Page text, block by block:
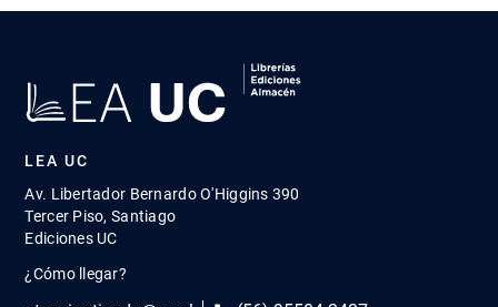
LEA UC
Av. Libertador Bernardo O'Higgins 390
Tercer Piso, Santiago
Ediciones UC
¿Cómo llegar?